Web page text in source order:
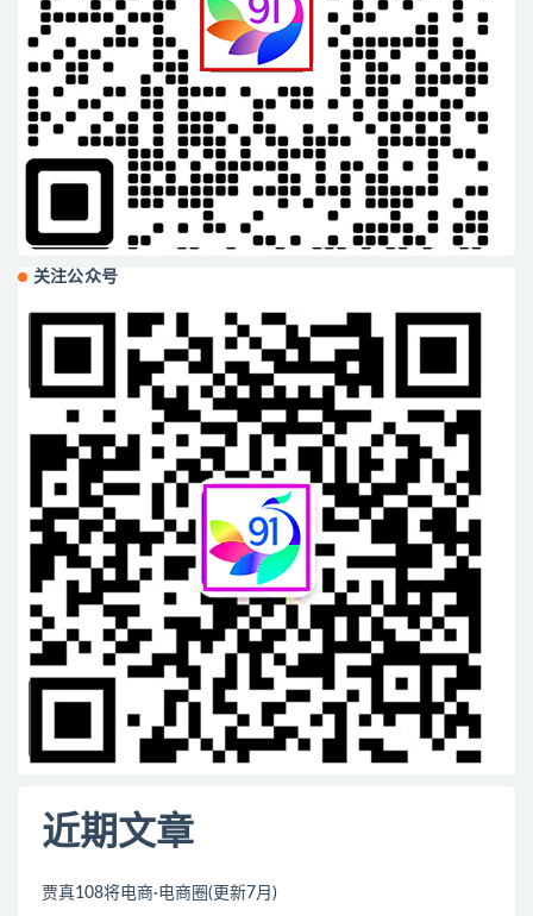
关注公众号
近期文章
贾真108将电商·电商圈(更新7月)